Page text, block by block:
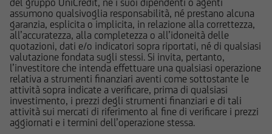
del gruppo UniCredit, né i suoi dipendenti o agenti
assumono qualsivoglia responsabilità, né prestano alcuna
garanzia, esplicita o implicita, in relazione alla correttezza,
all’accuratezza, alla completezza o all’idoneità delle
quotazioni, dati e/o indicatori sopra riportati, né di qualsiasi
valutazione fondata sugli stessi. Si invita, pertanto,
l’investitore che intenda effettuare una qualsiasi operazione
relativa a strumenti finanziari aventi come sottostante le
attività sopra indicate a verificare, prima di qualsiasi
investimento, i prezzi degli strumenti finanziari e di tali
attività sui mercati di riferimento al fine di verificare i prezzi
aggiornati e i termini dell’operazione stessa.
UniCredit Bank - Succursale di Milano e le
società del Gruppo Bancario UniCredit
potrebbero avere posizioni in conflitto di
interessi rispetto agli emittenti ed agli strumenti
finanziari cui si riferiscono le informazioni e
documenti pubblicati sul Sito; le stesse
potrebbero di volta in volta comprare, detenere
o vendere strumenti finanziari di qualunque